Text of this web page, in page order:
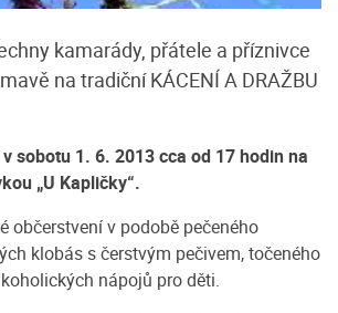
kamarády, přátele a příznivce
na tradiční KÁCENÍ A DRAŽBU
v sobotu 1. 6. 2013 cca od 17 hodin na
„U Kapličky“.
občerstvení v podobě pečeného
klobás s čerstvým pečivem, točeného
nápojů pro děti.